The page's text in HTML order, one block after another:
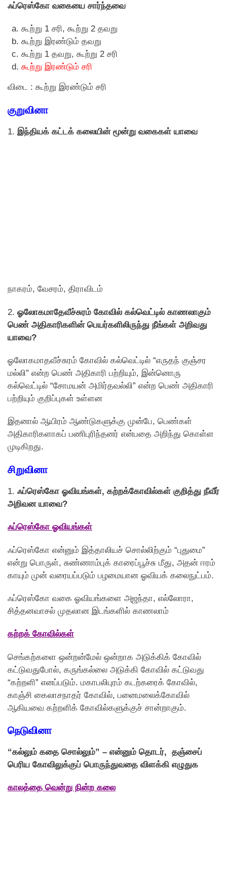
ஃப்ரெஸ்கோ வகையை சார்ந்தவை
கூற்று 1 சரி, கூற்று 2 தவறு
கூற்று இரண்டும் தவறு
கூற்று 1 தவறு, கூற்று 2 சரி
கூற்று இரண்டும் சரி
விடை : கூற்று இரண்டும் சரி
குறுவினா
1. இந்தியக் கட்டக் கலையின் மூன்று வகைகள் யாவை
நாகரம், வேசரம், திராவிடம்
2. ஓலோகமாதேவீச்சுரம் கோவில் கல்வெட்டில் காணலாகும்
பெண் அதிகாரிகளின் பெயர்களிலிருந்து நீங்கள் அறிவது
யாவை?
ஓலோகமாதவீச்சுரம் கோவில் கல்வெட்டில் “எருதந் குஞ்சர
மல்லி” என்ற பெண் அதிகாரி பற்றியும், இன்னொரு
கல்வெட்டில் “சோமயன் அமிர்தவல்லி” என்ற பெண் அதிகாரி
பற்றியும் குறிப்புகள் உள்ளன
இதனால் ஆயிரம் ஆண்டுகளுக்கு முன்பே, பெண்கள்
அதிகாரிகளாகப் பணிபுரிந்தனர் என்பதை அறிந்து கொள்ள
முடிகிறது.
சிறுவினா
1. ஃப்ரெஸ்கோ ஓவியங்கள், கற்றக்கோவில்கள் குறித்து நீவீர்
அறிவன யாவை?
ஃப்ரெஸ்கோ ஓவியங்கள்
ஃப்ரெஸ்கோ என்னும் இத்தாலியச் சொல்லிற்கும் “புதுமை”
என்று பொருள், சுண்ணாம்புக் காரைப்பூச்சு மீது, அதன் ஈரம்
காயும் முன் வரையப்படும் பழமையான ஓவியக் கலைநுட்பம்.
ஃப்ரெஸ்கோ வகை ஓவியங்களை அஜந்தா, எல்லோரா,
சித்தனவாசல் முதலான இடங்களில் காணலாம்
கற்றக் கோவில்கள்
செங்கற்களை ஒன்றன்மேல் ஒன்றாக அடுக்கிக் கோவில்
கட்டுவதுபோல், கருங்கல்லை அடுக்கி கோவில் கட்டுவது
“கற்றளி” எனப்படும். மகாபலிபுரம் கடற்கரைக் கோவில்,
காஞ்சி கைலாசநாதர் கோவில், பனைமலைக்கோவில்
ஆகியவை கற்றளிக் கோவில்களுக்குச் சான்றாகும்.
நெடுவினா
“கல்லும் கதை சொல்லும்” – என்னும் தொடர், தஞ்சைப்
பெரிய கோவிலுக்குப் பொருந்துவதை விளக்கி எழுதுக
காலத்தை வென்று நின்ற கலை